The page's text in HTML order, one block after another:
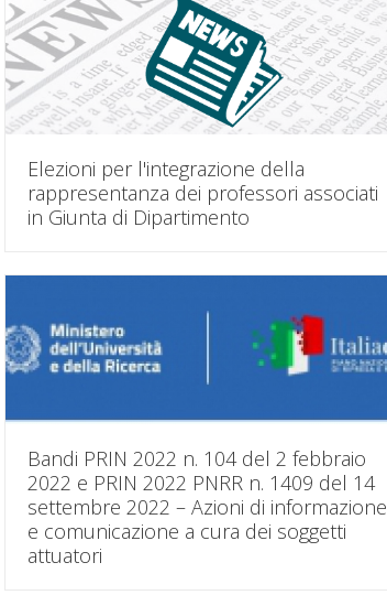
Elezioni per l'integrazione della
rappresentanza dei professori associati
in Giunta di Dipartimento
Bandi PRIN 2022 n. 104 del 2 febbraio
2022 e PRIN 2022 PNRR n. 1409 del 14
settembre 2022 – Azioni di informazione
e comunicazione a cura dei soggetti
attuatori